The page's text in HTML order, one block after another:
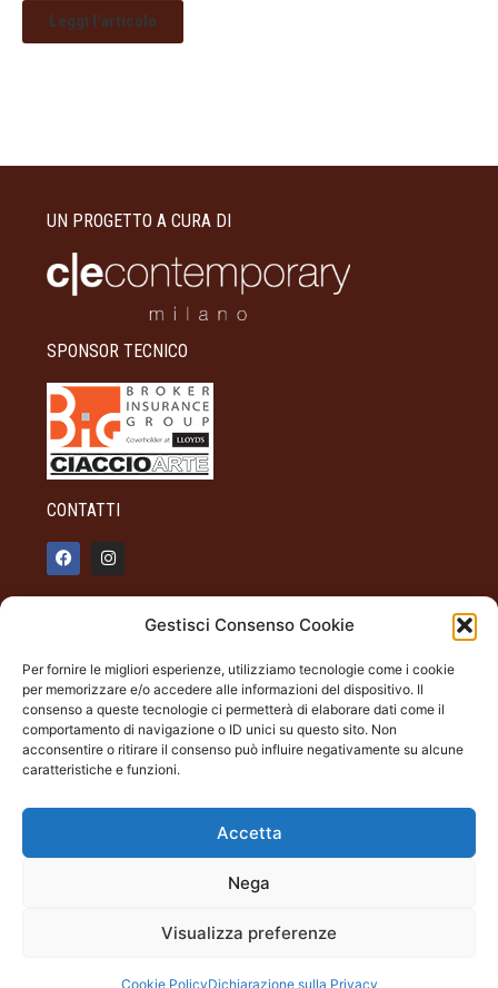
Gestisci Consenso Cookie
Per fornire le migliori esperienze, utilizziamo tecnologie come i cookie
per memorizzare e/o accedere alle informazioni del dispositivo. Il
consenso a queste tecnologie ci permetterà di elaborare dati come il
comportamento di navigazione o ID unici su questo sito. Non
acconsentire o ritirare il consenso può influire negativamente su alcune
caratteristiche e funzioni.
Accetta
Nega
Visualizza preferenze
Cookie PolicyDichiarazione sulla Privacy
Leggi l'articolo
UN PROGETTO A CURA DI
SPONSOR TECNICO
CONTATTI
348 90 31 514
INFO
ORARI DI APERTURA
Dal giovedì alla domenica
19.00 - 22.00
Palazzo Tagliaferro
Largo Milano Andora (SV)
tagliaferro@cecontemporary.com